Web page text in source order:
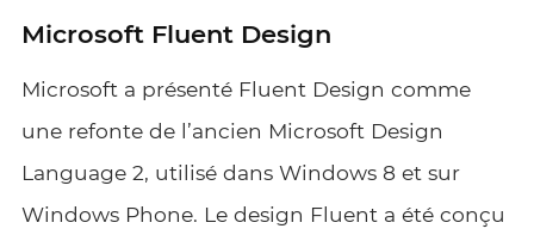
Microsoft Fluent Design
Microsoft a présenté Fluent Design comme
une refonte de l’ancien Microsoft Design
Language 2, utilisé dans Windows 8 et sur
Windows Phone. Le design Fluent a été conçu